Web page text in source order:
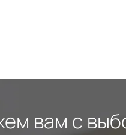
вам с